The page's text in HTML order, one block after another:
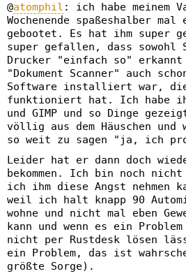
@atomphil : ich habe meinem
Wochenende spaßeshalber
gebootet. Es hat ihm super
super gefallen, dass sowohl
Drucker "einfach so" erkannt
"Dokument Scanner" auch
Software installiert war, die
funktioniert hat. Ich habe
und GIMP und so Dinge
völlig aus dem Häuschen und
so weit zu sagen "ja, ich
Leider hat er dann doch
bekommen. Ich bin noch
ich ihm diese Angst nehmen
weil ich halt knapp 90
wohne und nicht mal eben
kann und wenn es ein
nicht per Rustdesk lösen
ein Problem, das ist
größte Sorge).